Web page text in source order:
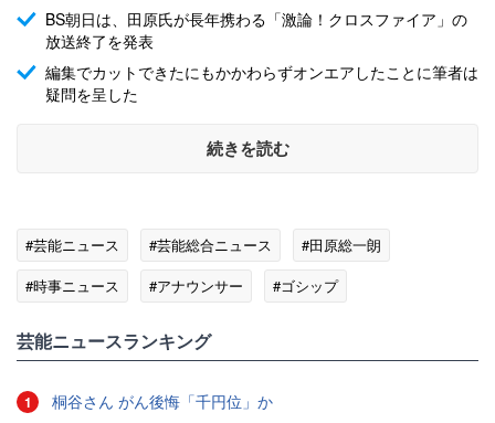
BS朝日は、田原氏が長年携わる「激論！クロスファイア」の
放送終了を発表
編集でカットできたにもかかわらずオンエアしたことに筆者は
疑問を呈した
続きを読む
#芸能ニュース #芸能総合ニュース
#田原総一朗
#時事ニュース
#アナウンサー #ゴシップ
芸能ニュースランキング
1 桐谷さん がん後悔「千円位」か